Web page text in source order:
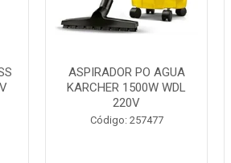
ASPIRADOR PO AGUA
KARCHER 1500W WDL
220V
Código: 257477